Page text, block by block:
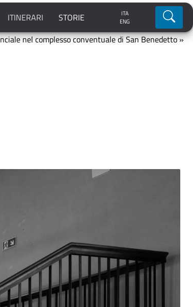
ITINERARI STORIE
ITA
ENG
nel complesso conventuale di San Benedetto »